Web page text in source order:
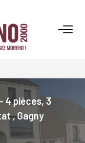
4 pièces, 3
,Gagny